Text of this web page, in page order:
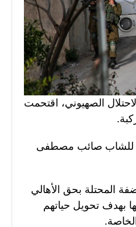
الصهيوني، اقتحمت
للشاب صائب مصطفى
المحتلة بحق الأهالي
بهدف تحويل حياتهم